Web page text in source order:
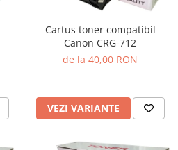
Cartus toner compatibil
Canon CRG-712
de la 40,00 RON
VEZI VARIANTE